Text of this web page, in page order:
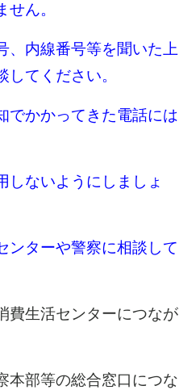
ん。
、内線番号等を聞いた上
てください。
でかかってきた電話には
しないようにしましょ
ンターや警察に相談して
費生活センターにつなが
本部等の総合窓口につな